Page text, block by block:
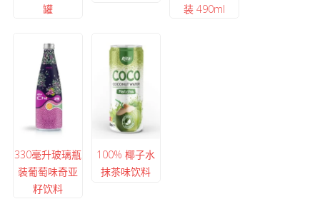
罐
装 490ml
330毫升玻璃瓶
装葡萄味奇亚
籽饮料
100% 椰子水
抹茶味饮料